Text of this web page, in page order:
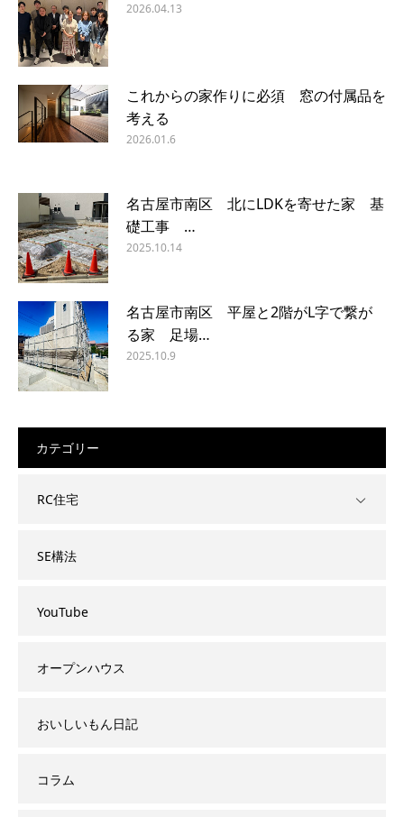
2026.04.13
これからの家作りに必須 窓の付属品を
考える
2026.01.6
名古屋市南区 北にLDKを寄せた家 基
礎工事 …
2025.10.14
名古屋市南区 平屋と2階がL字で繋が
る家 足場…
2025.10.9
カテゴリー
RC住宅
SE構法
YouTube
オープンハウス
おいしいもん日記
コラム